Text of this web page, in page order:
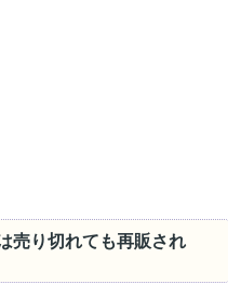
売り切れても再販され